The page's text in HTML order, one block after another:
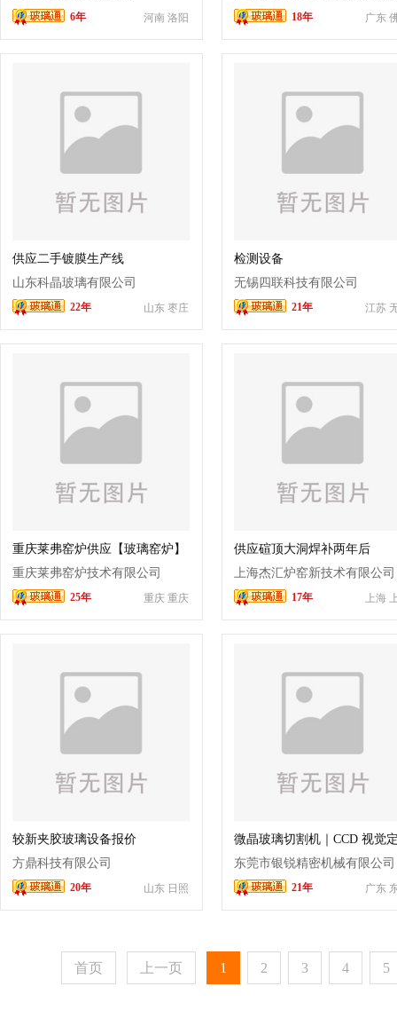
河南 洛阳
6年 司 广东
18年
供应二手镀膜生产线
山东科晶玻璃有限公司
山东 枣庄
22年
检测设备
无锡四联科技有限公司
江苏
21年
重庆莱弗窑炉供应【玻璃窑炉】
附属设备
重庆莱弗窑炉技术有限公司
重庆 重庆
25年
供应碹顶大洞焊补两年后
上海杰汇炉窑新技术有限公司
上海
17年
较新夹胶玻璃设备报价
方鼎科技有限公司
山东 日照
20年
微晶玻璃切割机｜CCD 视觉
无崩边 高精度数控切割设备
东莞市银锐精密机械有限公司
广东
21年
首页 上一页 1 2 3 4 5